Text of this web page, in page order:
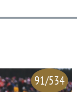
91/534